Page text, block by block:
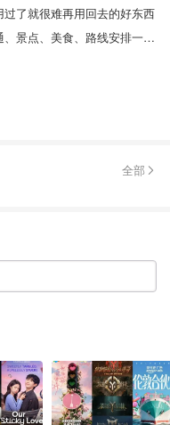
或者Pad类产品看书
那么什么是电子水墨屏
对的带有正电荷
粒摆列组合形成新的图
的效果。
了就很难再用回去的好东西
温哥华自由行全攻略！住宿、交通、景点、美食、路线安排一网打尽~
全部